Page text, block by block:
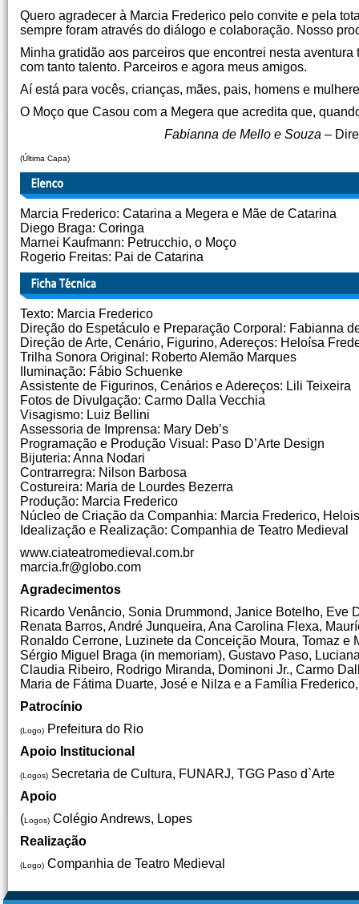
Quero agradecer à Marcia Frederico pelo convite e pela
sempre foram através do diálogo e colaboração. Nosso
Minha gratidão aos parceiros que encontrei nesta
com tanto talento. Parceiros e agora meus amigos.
Aí está para vocês, crianças, mães, pais, homens e
O Moço que Casou com a Megera que acredita que,
Fabianna de Mello e Souza –
(Última Capa)
Marcia Frederico: Catarina a Megera e Mãe de Catarina
Diego Braga: Coringa
Marnei Kaufmann: Petrucchio, o Moço
Rogerio Freitas: Pai de Catarina
Texto: Marcia Frederico
Direção do Espetáculo e Preparação Corporal: Fabianna
Direção de Arte, Cenário, Figurino, Adereços: Heloísa
Trilha Sonora Original: Roberto Alemão Marques
Iluminação: Fábio Schuenke
Assistente de Figurinos, Cenários e Adereços: Lili Teixeira
Fotos de Divulgação: Carmo Dalla Vecchia
Visagismo: Luiz Bellini
Assessoria de Imprensa: Mary Deb’s
Programação e Produção Visual: Paso D’Arte Design
Bijuteria: Anna Nodari
Contrarregra: Nilson Barbosa
Costureira: Maria de Lourdes Bezerra
Produção: Marcia Frederico
Núcleo de Criação da Companhia: Marcia Frederico,
Idealização e Realização: Companhia de Teatro Medieval
www.ciateatromedieval.com.br
marcia.fr@globo.com
Agradecimentos
Ricardo Venâncio, Sonia Drummond, Janice Botelho,
Renata Barros, André Junqueira, Ana Carolina Flexa,
Ronaldo Cerrone, Luzinete da Conceição Moura, Tomaz
Sérgio Miguel Braga (in memoriam), Gustavo Paso,
Claudia Ribeiro, Rodrigo Miranda, Dominoni Jr., Carmo
Maria de Fátima Duarte, José e Nilza e a Família
Patrocínio
(Logo) Prefeitura do Rio
Apoio Institucional
(Logos) Secretaria de Cultura, FUNARJ, TGG Paso d`Arte
Apoio
(Logos) Colégio Andrews, Lopes
Realização
(Logo) Companhia de Teatro Medieval